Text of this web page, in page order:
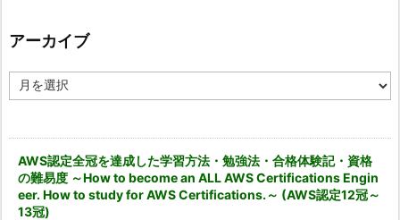
ー
アーカイブ
ー
AWS認定全冠を達成した学習方法・勉強法・合格体験記・資格
の難易度 ～How to become an ALL AWS Certifications Engin
eer. How to study for AWS Certifications.～ (AWS認定12冠～
13冠)